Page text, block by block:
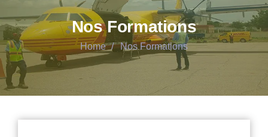
Nos Formations
Home Nos Formations